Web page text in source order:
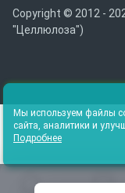
Copyright © 2012 -
"Целлюлоза")
Мы используем файлы
сайта, аналитики и
Подробнее